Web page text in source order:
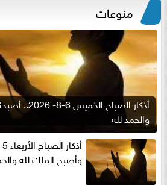
منوعات
أذكار الصباح
والحمد لله
وأصبح الملك لله